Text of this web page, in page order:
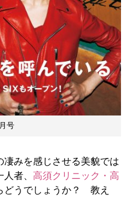
号
みを感じさせる美貌では
者、 高須クリニック・高
どうでしょうか？ 教え